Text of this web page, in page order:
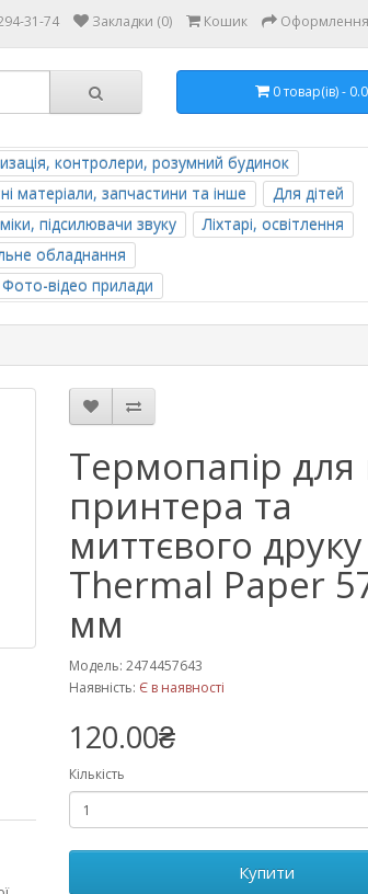
31-74 Закладки (0) Кошик
0 товар(ів) -
контролери, розумний будинок
матеріали, запчастини та інше
Для дітей
підсилювачи звуку
Ліхтарі, освітлення
обладнання
Фото-відео прилади
Термопапір для
принтера та
миттєвого
Thermal Paper
мм
Модель: 2474457643
Наявність: Є в наявності
120.00₴
Кількість
Купити